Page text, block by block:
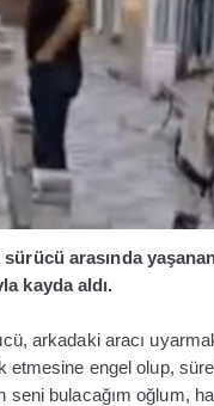
arasında
kayda aldı.
arkadaki aracı
etmesine engel olup,
seni bulacağım oğlum,